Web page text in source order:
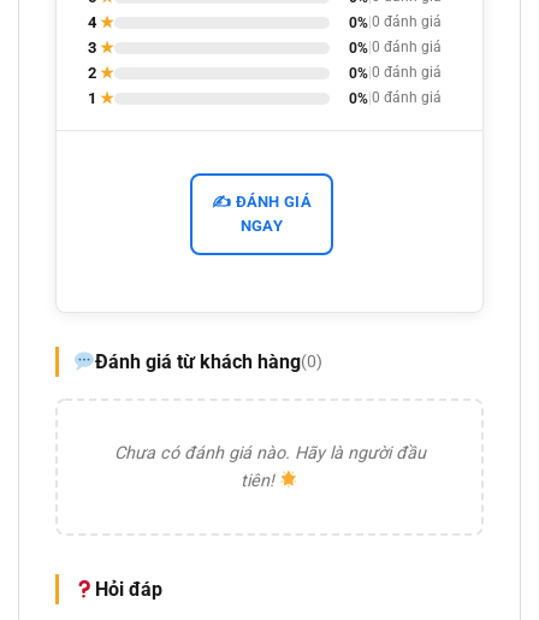
4★ 0% 0 đánh giá
3 ★ 0% 0 đánh giá
2 ★ 0% 0 đánh giá
1 ★ 0% 0 đánh giá
✍️ ĐÁNH GIÁ
NGAY
Đánh giá từ khách hàng(0)
Chưa có đánh giá nào. Hãy là người đầu
tiên!
Hỏi đáp